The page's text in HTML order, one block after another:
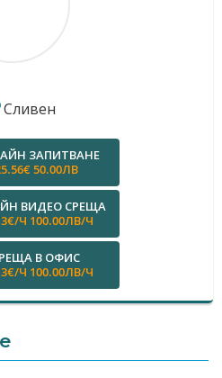
Сливен
ЗАПИТВАНЕ
50.00ЛВ
ВИДЕО СРЕЩА
Ч 100.00ЛВ/Ч
В ОФИС
Ч 100.00ЛВ/Ч